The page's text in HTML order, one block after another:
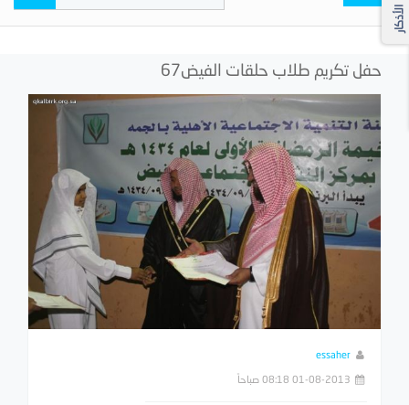
navigation
الأذكار
حفل تكريم طلاب حلقات الفيض67
essaher
01-08-2013 08:18 صباحاً